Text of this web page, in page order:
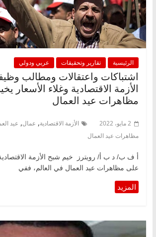
الرئيسية تقارير وتحقيقات عربي ودولي
اشتباكات واعتقالات ومطالب
الأزمة الاقتصادية وغلاء الأسعار
مظاهرات عيد العمال
2 مايو، 2022 الأزمة الاقتصادية, عمال, عيد
مظاهرات عيد العمال
أ ف ب/ د ب أ/ رويترز خيم شبح الأزمة الاقتصادية
على مظاهرات عيد العمال في العالم، ففي